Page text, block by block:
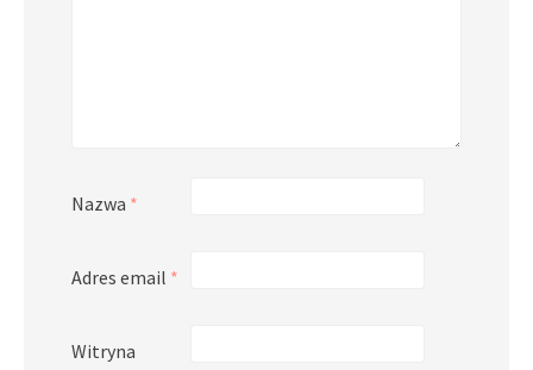
Nazwa *
Adres email *
Witryna